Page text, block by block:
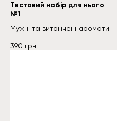
Тестовий набір для нього
№1
Мужні та витончені аромати
390 грн.